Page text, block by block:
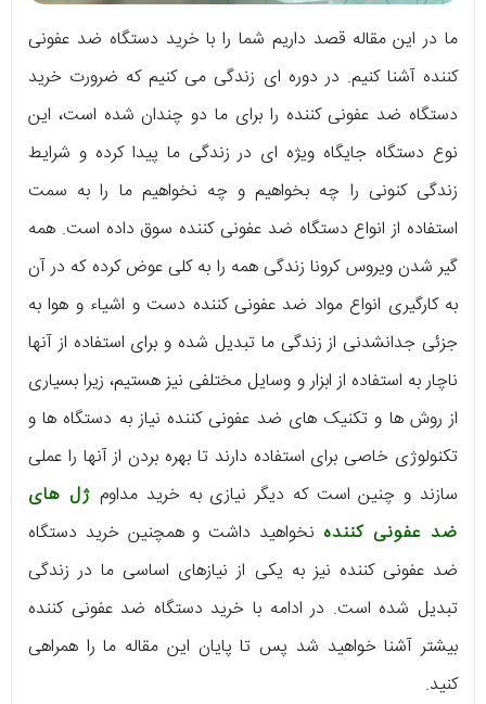
ما در این مقاله قصد داریم شما را با خرید دستگاه ضد عفونی
کننده آشنا کنیم. در دوره ای زندگی می کنیم که ضرورت خرید
دستگاه ضد عفونی کننده را برای ما دو چندان شده است، این
نوع دستگاه جایگاه ویژه ای در زندگی ما پیدا کرده و شرایط
زندگی کنونی را چه بخواهیم و چه نخواهیم ما را به سمت
استفاده از انواع دستگاه ضد عفونی کننده سوق داده است. همه
گیر شدن ویروس کرونا زندگی همه را به کلی عوض کرده که در آن
به‌ کارگیری انواع مواد ضد عفونی کننده دست و اشیاء و هوا به
جزئی جدانشدنی از زندگی ما تبدیل شده و برای استفاده از آنها
ناچار به استفاده از ابزار و وسایل مختلفی نیز هستیم، زیرا بسیاری
از روش ها و تکنیک های ضد عفونی کننده نیاز به دستگاه ها و
تکنولوژی خاصی برای استفاده دارند تا بهره بردن از آنها را عملی
سازند و چنین است که دیگر نیازی به خرید مداوم ژل های
ضد عفونی کننده نخواهید داشت و همچنین خرید دستگاه
ضد عفونی کننده نیز به یکی از نیازهای اساسی ما در زندگی
تبدیل شده است. در ادامه با خرید دستگاه ضد عفونی کننده
بیشتر آشنا خواهید شد پس تا پایان این مقاله ما را همراهی
کنید.